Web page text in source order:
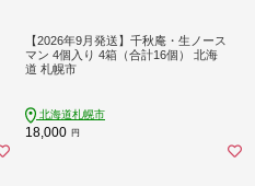
【2026年9月発送】千秋庵・生ノース
マン 4個入り 4箱（合計16個） 北海
道 札幌市
北海道札幌市
18,000 円